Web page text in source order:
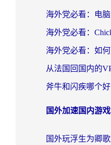
国外加速国内游戏